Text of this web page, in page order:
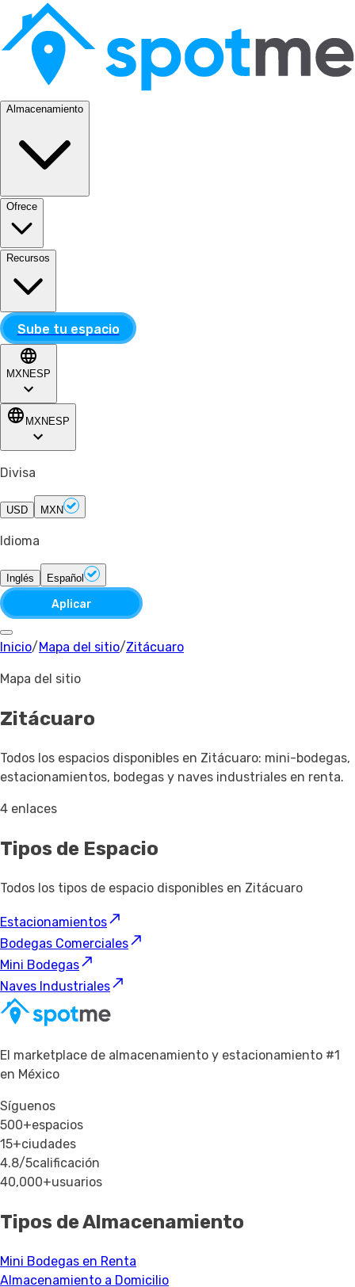
Almacenamiento
Ofrece
Recursos
Sube tu espacio
MXN ESP
MXN ESP
Divisa
USD MXN
Idioma
Inglés Español
Aplicar
Inicio/ Mapa del sitio/Zitácuaro
Mapa del sitio
Zitácuaro
Todos los espacios disponibles en Zitácuaro: mini-bodegas,
estacionamientos, bodegas y naves industriales en renta.
4 enlaces
Tipos de Espacio
Todos los tipos de espacio disponibles en Zitácuaro
Estacionamientos
Bodegas Comerciales
Mini Bodegas
Naves Industriales
El marketplace de almacenamiento y estacionamiento #1
en México
Síguenos
500+espacios
15+ciudades
4.8/5calificación
40,000+usuarios
Tipos de Almacenamiento
Mini Bodegas en Renta
Almacenamiento a Domicilio